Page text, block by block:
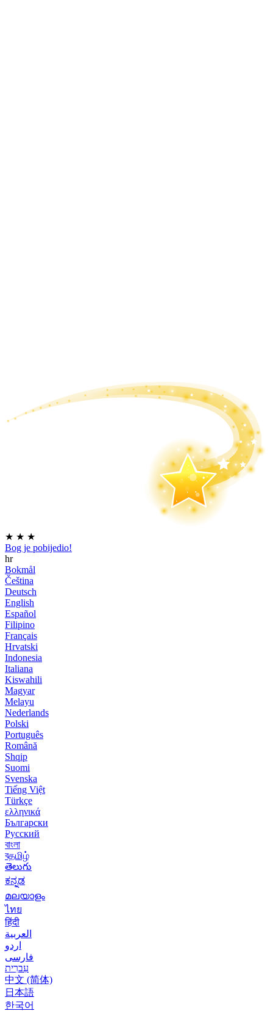
★ ★ ★
Bog je pobijedio!
hr
Bokmål
Čeština
Deutsch
English
Español
Filipino
Français
Hrvatski
Indonesia
Italiana
Kiswahili
Magyar
Melayu
Nederlands
Polski
Português
Română
Shqip
Suomi
Svenska
Tiếng Việt
Türkçe
ελληνικά
Български
Русский
বাংলা
বதமிழ்
తెలుగు
ಕನ್ನಡ
മലയാളം
ไทย
हिंदी
العربية
اردو
فارسی
עִברִית
中文 (简体)
日本語
한국어